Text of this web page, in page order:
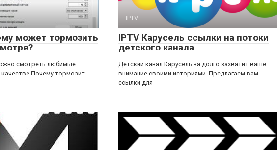
может тормозить
смотреть любимые
тормозит
IPTV
IPTV Карусель ссылки на потоки
детского канала
Детский канал Карусель на долго захватит ваше
внимание своими историями. Предлагаем вам
ссылки для